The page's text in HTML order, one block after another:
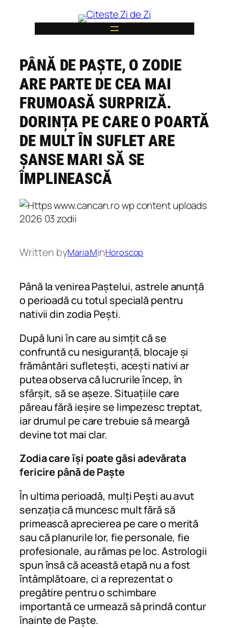
content
PÂNĂ DE PAȘTE, O ZODIE
ARE PARTE DE CEA MAI
FRUMOASĂ SURPRIZĂ.
DORINȚA PE CARE O POARTĂ
DE MULT ÎN SUFLET ARE
ȘANSE MARI SĂ SE
ÎMPLINEASCĂ
Written byMaria MinHoroscop
Până la venirea Paștelui, astrele anunță
o perioadă cu totul specială pentru
nativii din zodia Pești.
După luni în care au simțit că se
confruntă cu nesiguranță, blocaje și
frământări sufletești, acești nativi ar
putea observa că lucrurile încep, în
sfârșit, să se așeze. Situațiile care
păreau fără ieșire se limpezesc treptat,
iar drumul pe care trebuie să meargă
devine tot mai clar.
Zodia care își poate găsi adevărata
fericire până de Paște
În ultima perioadă, mulți Pești au avut
senzația că muncesc mult fără să
primească aprecierea pe care o merită
sau că planurile lor, fie personale, fie
profesionale, au rămas pe loc. Astrologii
spun însă că această etapă nu a fost
întâmplătoare, ci a reprezentat o
pregătire pentru o schimbare
importantă ce urmează să prindă contur
înainte de Paște.
6